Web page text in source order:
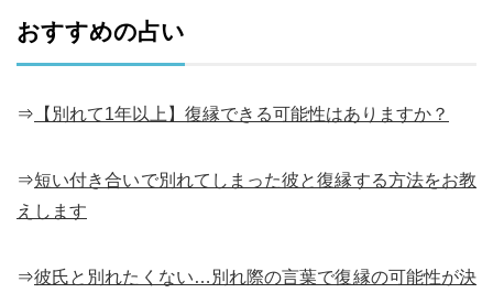
おすすめの占い
⇒ 【別れて1年以上】復縁できる可能性はありますか？
⇒短い付き合いで別れてしまった彼と復縁する方法をお教
えします
⇒彼氏と別れたくない…別れ際の言葉で復縁の可能性が決